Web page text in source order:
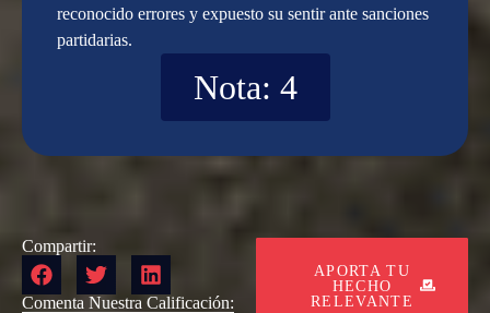
reconocido errores y expuesto su sentir ante sanciones
partidarias.
Nota: 4
Compartir:
Comenta Nuestra Calificación:
APORTA TU
HECHO
RELEVANTE